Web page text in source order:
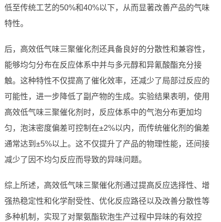
低至传统工艺的50%和40%以下，从而显著改善产品的气味
特性。
后，高效低气味三聚催化剂还具备良好的分散性和兼容性，
能够均匀分布在反应体系中并与多元醇和异氰酸酯充分接
触。这种特性不仅提高了催化效率，还减少了局部过反应的
可能性，进一步降低了副产物的生成。实验结果表明，使用
高效低气味三聚催化剂时，反应体系中的气泡分布更加均
匀，泡沫密度偏差可控制在±2%以内，而传统催化剂的偏差
通常达到±5%以上。这不仅提升了产品的物理性能，还间接
减少了因不均匀反应而导致的异味问题。
综上所述，高效低气味三聚催化剂通过提高反应选择性、增
强热稳定性和化学耐受性、优化反应路径以及改善分散性等
多种机制，实现了对聚氨酯软泡生产过程中异味的有效控